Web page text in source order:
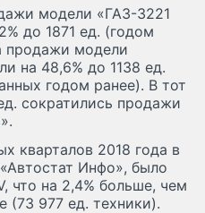
модели «ГАЗ-3221
до 1871 ед. (годом
продажи модели
на 48,6% до 1138 ед.
годом ранее). В тот
сократились продажи
кварталов 2018 года в
Инфо», было
что на 2,4% больше, чем
(73 977 ед. техники).